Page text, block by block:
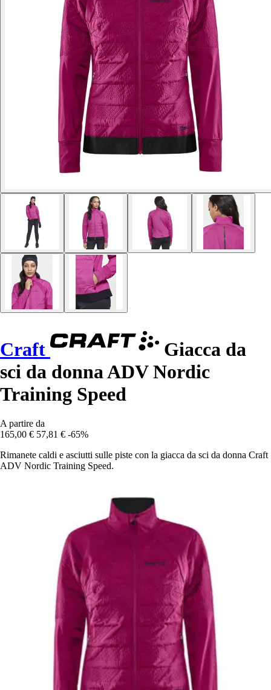
Craft
Giacca da
sci da donna ADV Nordic
Training Speed
A partire da
165,00 € 57,81 € -65%
Rimanete caldi e asciutti sulle piste con la giacca da sci da donna Craft
ADV Nordic Training Speed.